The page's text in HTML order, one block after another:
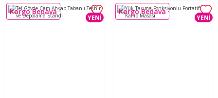
YENİ
Kargo Bedava
YENİ
Kargo Bedava